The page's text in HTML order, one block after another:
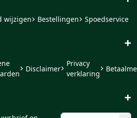
wijzigen Bestellingen Spoedservice
+
Disclaimer
Privacy
verklaring
+